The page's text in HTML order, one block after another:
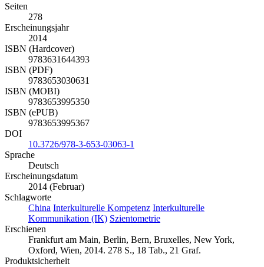
Seiten
278
Erscheinungsjahr
2014
ISBN (Hardcover)
9783631644393
ISBN (PDF)
9783653030631
ISBN (MOBI)
9783653995350
ISBN (ePUB)
9783653995367
DOI
10.3726/978-3-653-03063-1
Sprache
Deutsch
Erscheinungsdatum
2014 (Februar)
Schlagworte
China Interkulturelle Kompetenz Interkulturelle
Kommunikation (IK) Szientometrie
Erschienen
Frankfurt am Main, Berlin, Bern, Bruxelles, New York,
Oxford, Wien, 2014. 278 S., 18 Tab., 21 Graf.
Produktsicherheit